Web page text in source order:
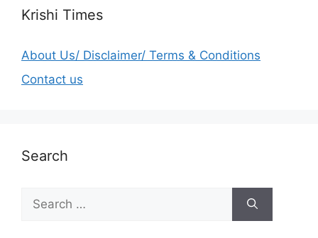
Krishi Times
About Us/ Disclaimer/ Terms & Conditions
Contact us
Search